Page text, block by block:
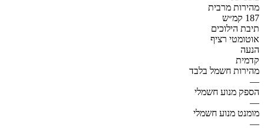
מהירות מרבית
187 קמ״ש
תיבת הילוכים
אוטומטי רציף
הנעה
קדמית
מהירות חשמל בלבד
—
הספק מנוע חשמלי
—
מומנט מנוע חשמלי
—